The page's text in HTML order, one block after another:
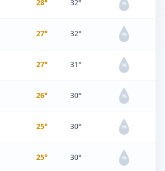
28° 32° 0%
27° 32° 0%
27° 31° 0%
26° 30° 0%
25° 30° 0%
25° 30° 0%